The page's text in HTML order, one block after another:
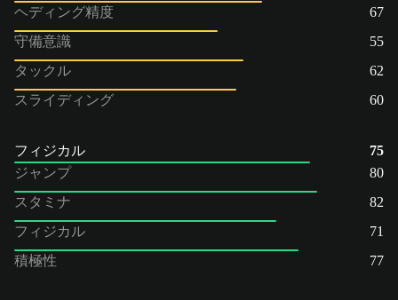
ヘディング精度
67
守備意識
55
タックル
62
スライディング
60
フィジカル
75
ジャンプ
80
スタミナ
82
フィジカル
71
積極性
77